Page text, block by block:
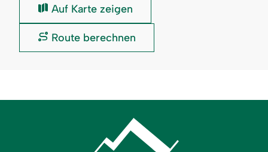
Idealhanglift:
Auf Karte zeigen
Idealhanglift:
Route berechnen